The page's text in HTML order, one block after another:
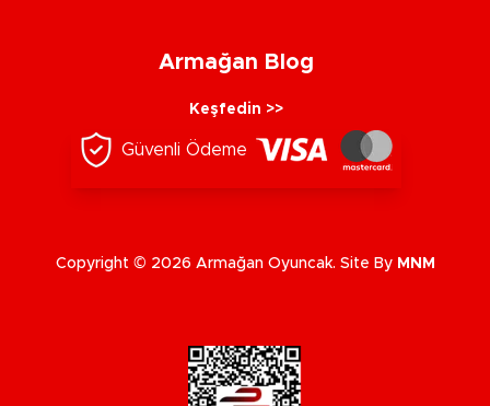
Armağan Blog
Keşfedin >>
Güvenli Ödeme
Copyright © 2026 Armağan Oyuncak. Site By MNM